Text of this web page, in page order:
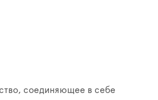
соединяющее в себе